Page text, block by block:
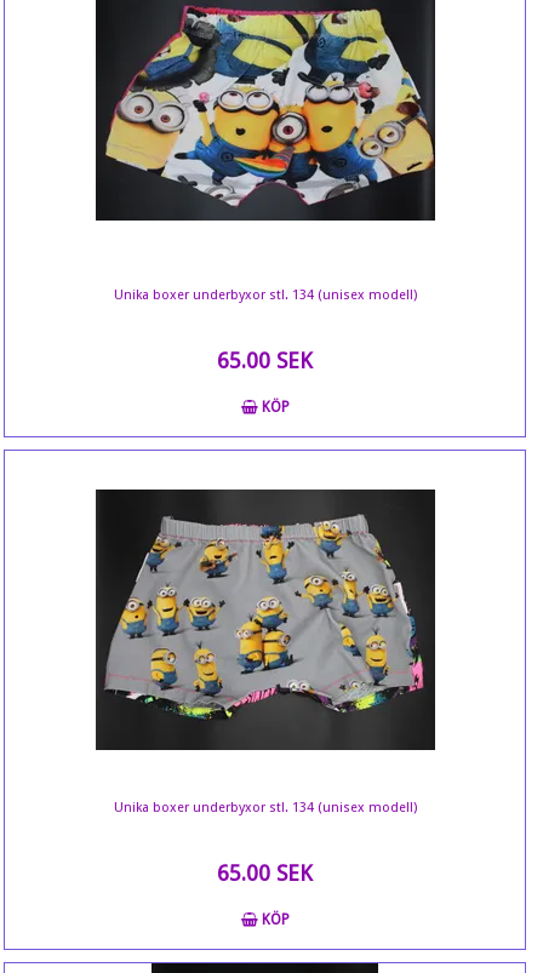
Unika boxer underbyxor stl. 134 (unisex modell)
65.00 SEK
KÖP
Unika boxer underbyxor stl. 134 (unisex modell)
65.00 SEK
KÖP